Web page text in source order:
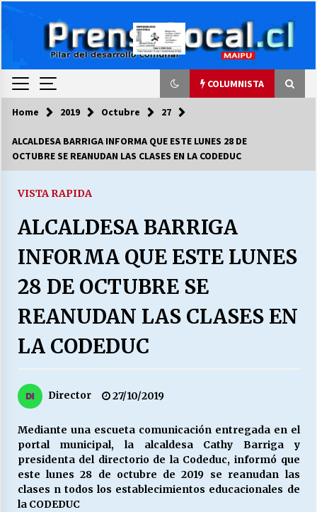
COLUMNISTA
COLUMNISTA
LA DC POR SIEMPRE.RECORDANDO 69 AÑOS DE
28/07/2026
“ORGULLOSOS DE SER DC” SALUDA EL
27/07/2026
MUNICIPALIDAD, TRABAJADORES, CLIMA
25/06/2026
¿Qué habrían dicho?
Home 2019 Octubre 27
ALCALDESA BARRIGA INFORMA QUE ESTE LUNES 28 DE
OCTUBRE SE REANUDAN LAS CLASES EN LA CODEDUC
VISTA RAPIDA
ALCALDESA BARRIGA
INFORMA QUE ESTE LUNES
28 DE OCTUBRE SE
REANUDAN LAS CLASES EN
LA CODEDUC
Director 27/10/2019
Mediante una escueta comunicación entregada en el
portal municipal, la alcaldesa Cathy Barriga y
presidenta del directorio de la Codeduc, informó que
este lunes 28 de octubre de 2019 se reanudan las
clases n todos los establecimientos educacionales de
la CODEDUC